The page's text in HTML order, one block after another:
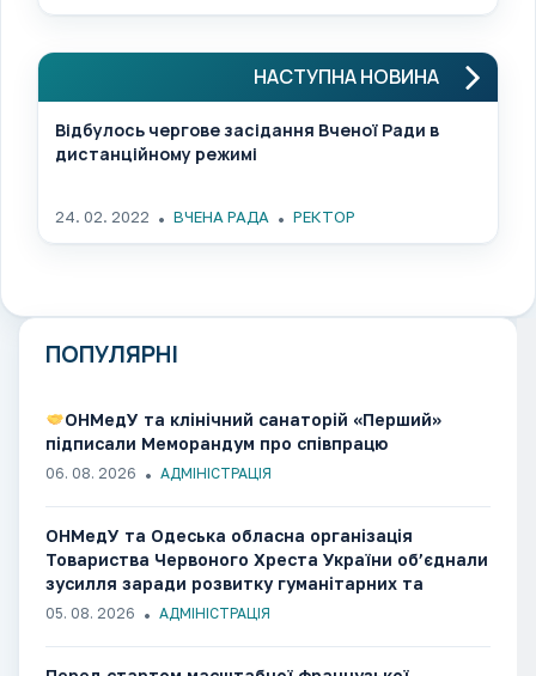
НАСТУПНА НОВИНА
Відбулось чергове засідання Вченої Ради в
дистанційному режимі
24. 02. 2022 ВЧЕНА РАДА РЕКТОР
ПОПУЛЯРНІ
ОНМедУ та клінічний санаторій «Перший»
підписали Меморандум про співпрацю
06. 08. 2026 АДМІНІСТРАЦІЯ
ОНМедУ та Одеська обласна організація
Товариства Червоного Хреста України об’єднали
зусилля заради розвитку гуманітарних та
медико-соціальних ініціатив
05. 08. 2026 АДМІНІСТРАЦІЯ